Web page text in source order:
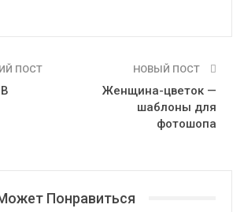
ПОСТ НОВЫЙ ПОСТ
Женщина-цветок —
шаблоны для
фотошопа
Понравиться